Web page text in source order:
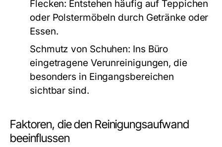
Flecken: Entstehen häufig auf Teppichen
oder Polstermöbeln durch Getränke oder
Essen.
Schmutz von Schuhen: Ins Büro
eingetragene Verunreinigungen, die
besonders in Eingangsbereichen
sichtbar sind.
Faktoren, die den Reinigungsaufwand
beeinflussen